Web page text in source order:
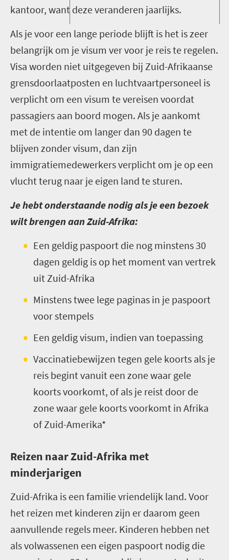
kantoor, want deze veranderen jaarlijks.
Als je voor een lange periode blijft is het is zeer
belangrijk om je visum ver voor je reis te regelen.
Visa worden niet uitgegeven bij Zuid-Afrikaanse
grensdoorlaatposten en luchtvaartpersoneel is
verplicht om een visum te vereisen voordat
passagiers aan boord mogen. Als je aankomt
met de intentie om langer dan 90 dagen te
blijven zonder visum, dan zijn
immigratiemedewerkers verplicht om je op een
vlucht terug naar je eigen land te sturen.
Je hebt onderstaande nodig als je een bezoek
wilt brengen aan Zuid-Afrika:
Een geldig paspoort die nog minstens 30
dagen geldig is op het moment van vertrek
uit Zuid-Afrika
Minstens twee lege paginas in je paspoort
voor stempels
Een geldig visum, indien van toepassing
Vaccinatiebewijzen tegen gele koorts als je
reis begint vanuit een zone waar gele
koorts voorkomt, of als je reist door de
zone waar gele koorts voorkomt in Afrika
of Zuid-Amerika*
Reizen naar Zuid-Afrika met
minderjarigen
Zuid-Afrika is een familie vriendelijk land. Voor
het reizen met kinderen zijn er daarom geen
aanvullende regels meer. Kinderen hebben net
als volwassenen een eigen paspoort nodig die